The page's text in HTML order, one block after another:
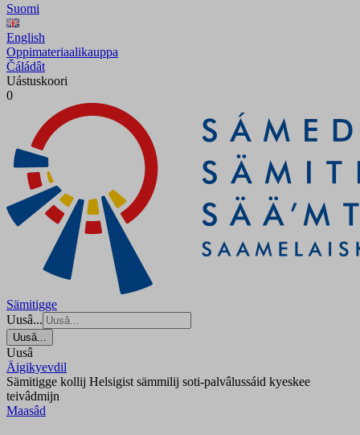
Suomi
English
Oppimateriaalikauppa
Čáládât
Uástuskoori
0
Sämitigge
Uusâ...
Uusâ...
Uusâ
Äigikyevdil
Sämitigge kollij Helsigist sämmilij soti-palvâlussáid kyeskee
teivâdmijn
Maasâd